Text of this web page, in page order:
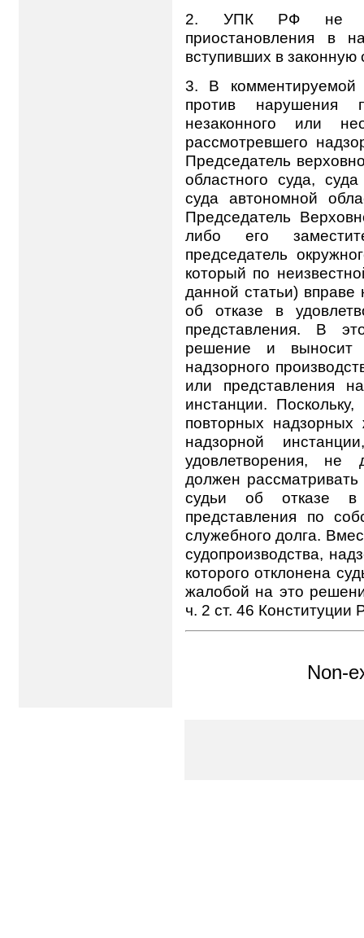
2. УПК РФ не
приостановления в
вступивших в
3. В комментируемой
против нарушения
незаконного или
рассмотревшего
Председатель
областного суда,
суда автономной
Председатель
либо его
председатель
который по
данной статьи)
об отказе в
представления. В
решение и выносит
надзорного
или представления
инстанции.
повторных
надзорной
удовлетворения, не
должен
судьи об отказе в
представления по
служебного долга.
судопроизводства,
которого отклонена
жалобой на это
ч. 2 ст. 46 Конституции
Non-